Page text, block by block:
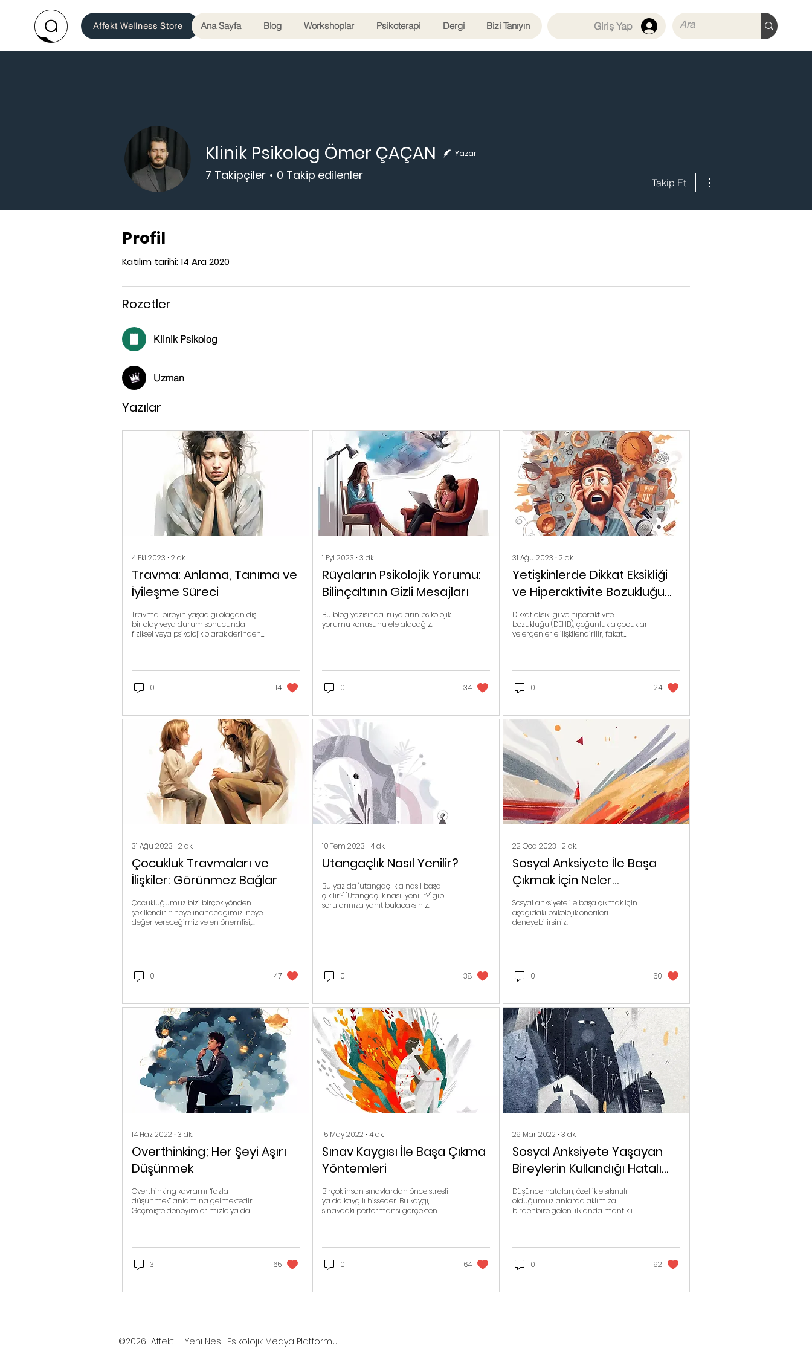
Affekt Wellness Store Ana Sayfa Blog Workshoplar Psikoterapi Dergi Bizi Tanıyın Giriş Yap
Klinik Psikolog Ömer ÇAÇAN Yazar
7 Takipçiler 0 Takip edilenler Takip Et
Profil
Katılım tarihi: 14 Ara 2020
Rozetler
Klinik Psikolog
Uzman
Yazılar
4 Eki 2023 ∙ 2 dk.
Travma: Anlama, Tanıma ve
İyileşme Süreci
Travma, bireyin yaşadığı olağan dışı
bir olay veya durum sonucunda
fiziksel veya psikolojik olarak derinden
0 14
1 Eyl 2023 ∙ 3 dk.
Rüyaların Psikolojik Yorumu:
Bilinçaltının Gizli Mesajları
Bu blog yazısında, rüyaların psikolojik
yorumu konusunu ele alacağız.
0 34
31 Ağu 2023 ∙ 2 dk.
Yetişkinlerde Dikkat Eksikliği
ve Hiperaktivite Bozukluğu
(DEHB): Anlamak, Tanımak
ve Yönetmek
Dikkat eksikliği ve hiperaktivite
bozukluğu (DEHB), çoğunlukla çocuklar
ve ergenlerle ilişkilendirilir, fakat
0 24
31 Ağu 2023 ∙ 2 dk.
Çocukluk Travmaları ve
İlişkiler: Görünmez Bağlar
Çocukluğumuz bizi birçok yönden
şekillendirir: neye inanacağımız, neye
değer vereceğimiz ve en önemlisi,
0 47
10 Tem 2023 ∙ 4dk.
Utangaçlık Nasıl Yenilir?
Bu yazıda "utangaçlıkla nasıl başa
çıkılır?" "Utangaçlık nasıl yenilir?" gibi
sorularınıza yanıt bulacaksınız.
0 38
22 Oca 2023 ∙ 2 dk.
Sosyal Anksiyete İle Başa
Çıkmak İçin Neler
Yapabilirim?
Sosyal anksiyete ile başa çıkmak için
aşağıdaki psikolojik önerileri
deneyebilirsiniz:
0 60
14 Haz 2022 ∙ 3 dk.
Overthinking; Her Şeyi Aşırı
Düşünmek
Overthinking kavramı “fazla
düşünmek” anlamına gelmektedir.
Geçmişte deneyimlerimizle ya da
3 65
15 May 2022 ∙ 4dk.
Sınav Kaygısı İle Başa Çıkma
Yöntemleri
Birçok insan sınavlardan önce stresli
ya da kaygılı hisseder. Bu kaygı,
sınavdaki performansı gerçekten
0 64
29 Mar 2022 ∙ 3 dk.
Sosyal Anksiyete Yaşayan
Bireylerin Kullandığı Hatalı
Düşünce Kalıpları
Düşünce hataları, özellikle sıkıntılı
olduğumuz anlarda aklımıza
birdenbire gelen, ilk anda mantıklı
0 92
©2026 Affekt - Yeni Nesil Psikolojik Medya Platformu.